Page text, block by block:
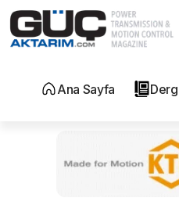
Ana Sayfa